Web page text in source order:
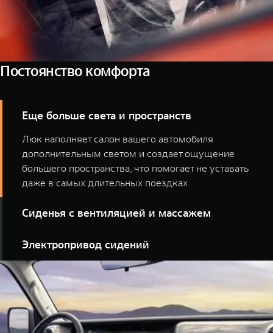
Постоянство комфорта
Еще больше света и пространств
Люк наполняет салон вашего автомобиля
дополнительным светом и создает ощущение
большего пространства, что помогает не уставать
даже в самых длительных поездках
Сиденья с вентиляцией и массажем
мира. Специально созданные для долгих поездок
кресла поддержат настрой на свершения и не дадут
переутомиться.
Электропривод сидений
Ваш TANK не угадывает, а знает, как будет наиболее
комфортно. Электрическая регулировка сидений
делает автомобиль удобным именно для вас.